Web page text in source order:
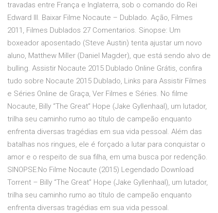
travadas entre França e Inglaterra, sob o comando do Rei
Edward III. Baixar Filme Nocaute – Dublado. Ação, Filmes
2011, Filmes Dublados 27 Comentarios. Sinopse: Um
boxeador aposentado (Steve Austin) tenta ajustar um novo
aluno, Matthew Miller (Daniel Magder), que está sendo alvo de
bulling. Assistir Nocaute 2015 Dublado Online Grátis, confira
tudo sobre Nocaute 2015 Dublado, Links para Assistir Filmes
e Séries Online de Graça, Ver Filmes e Séries. No filme
Nocaute, Billy “The Great” Hope (Jake Gyllenhaal), um lutador,
trilha seu caminho rumo ao título de campeão enquanto
enfrenta diversas tragédias em sua vida pessoal. Além das
batalhas nos ringues, ele é forçado a lutar para conquistar o
amor e o respeito de sua filha, em uma busca por redenção.
SINOPSE:No Filme Nocaute (2015) Legendado Download
Torrent – Billy “The Great” Hope (Jake Gyllenhaal), um lutador,
trilha seu caminho rumo ao título de campeão enquanto
enfrenta diversas tragédias em sua vida pessoal.